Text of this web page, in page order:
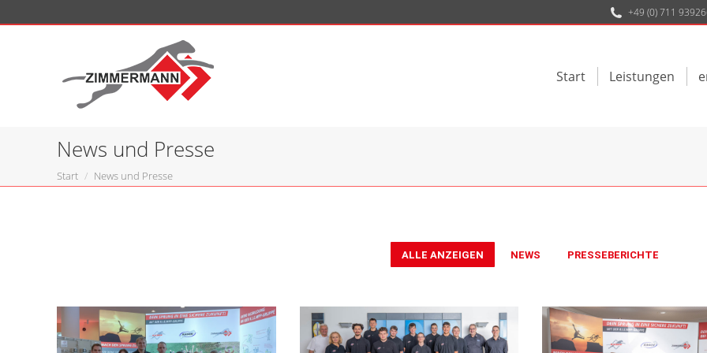
+49 (0) 711
Start Leistungen
News und Presse
Sie befinden sich hier:
Start News und Presse
ALLE ANZEIGEN NEWS PRESSEBERICHTE